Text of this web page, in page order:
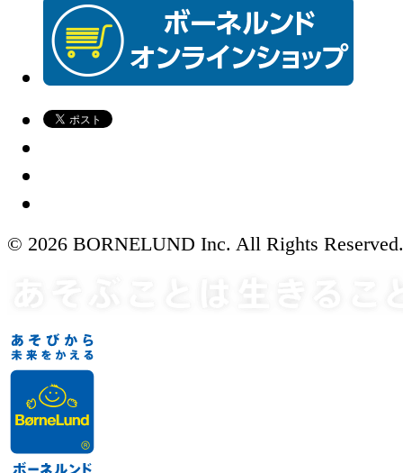
© 2026 BORNELUND Inc. All Rights Reserved.